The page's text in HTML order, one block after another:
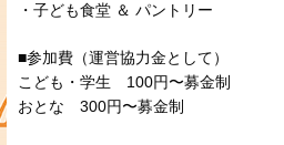
・子ども食堂 ＆ パントリー
■参加費（運営協力金として）
こども・学生 100円〜募金制
おとな 300円〜募金制